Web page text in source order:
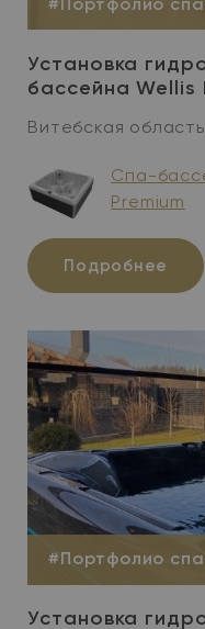
#Портфолио
Установка
бассейна Wellis
Витебская область
Спа-
Premium
Подробнее
#Портфолио
Установка